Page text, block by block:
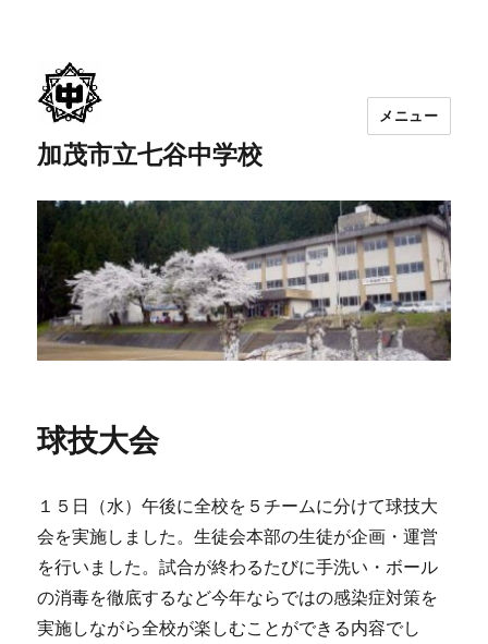
加茂市立七谷中学校
メニュー
球技大会
１５日（水）午後に全校を５チームに分けて球技大
会を実施しました。生徒会本部の生徒が企画・運営
を行いました。試合が終わるたびに手洗い・ボール
の消毒を徹底するなど今年ならではの感染症対策を
実施しながら全校が楽しむことができる内容でし